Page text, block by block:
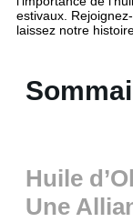
estivaux.
laissez notre
Huile
Une